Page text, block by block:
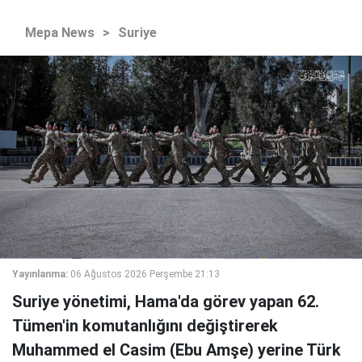
Mepa News > Suriye
Yayınlanma: 06 Ağustos 2026 Perşembe 21:13
Suriye yönetimi, Hama'da görev yapan 62.
Tümen'in komutanlığını değiştirerek
Muhammed el Casim (Ebu Amşe) yerine Türk